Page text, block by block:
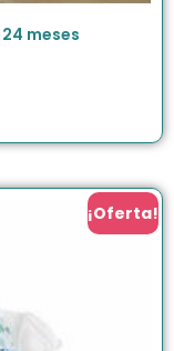
meses
¡Oferta!